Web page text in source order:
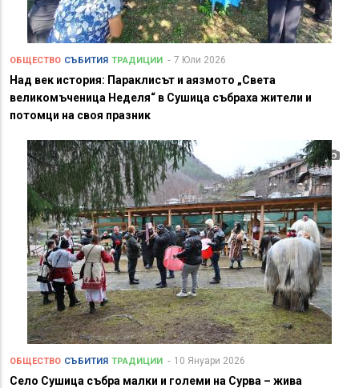
ОБЩЕСТВО СЪБИТИЯ ТРАДИЦИИ 7 Юли 2026
Над век история: Параклисът и аязмото „Света
великомъченица Неделя“ в Сушица събраха жители и
потомци на своя празник
ОБЩЕСТВО СЪБИТИЯ ТРАДИЦИИ 10 Януари 2026
Село Сушица събра малки и големи на Сурва – жива